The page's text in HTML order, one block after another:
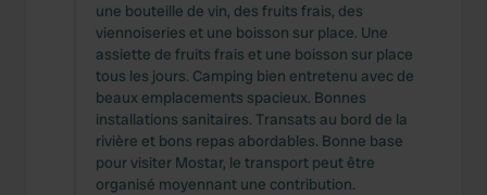
une bouteille de vin, des fruits frais, des
viennoiseries et une boisson sur place. Une
assiette de fruits frais et une boisson sur place
tous les jours. Camping bien entretenu avec de
beaux emplacements spacieux. Bonnes
installations sanitaires. Transats au bord de la
rivière et bons repas abordables. Bonne base
pour visiter Mostar, le transport peut être
organisé moyennant une contribution.